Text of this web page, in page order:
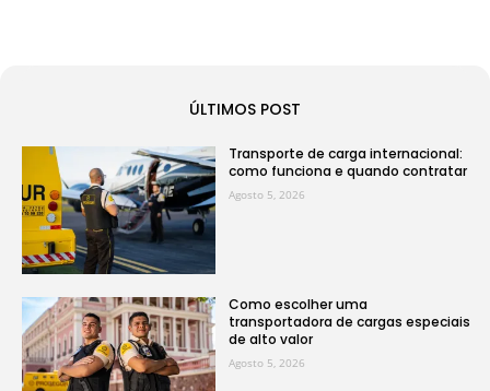
ÚLTIMOS POST
Transporte de carga internacional:
como funciona e quando contratar
Agosto 5, 2026
Como escolher uma
transportadora de cargas especiais
de alto valor
Agosto 5, 2026